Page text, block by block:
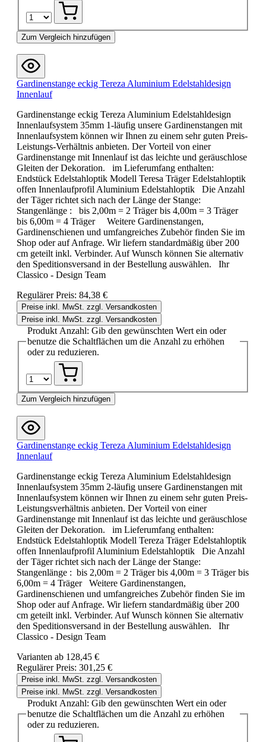
Zum Vergleich hinzufügen
Gardinenstange eckig Tereza Aluminium Edelstahldesign
Innenlauf
Gardinenstange eckig Tereza Aluminium Edelstahldesign
Innenlaufsystem 35mm 1-läufig unsere Gardinenstangen mit
Innenlaufsystem können wir Ihnen zu einem sehr guten Preis-
Leistungs-Verhältnis anbieten. Der Vorteil von einer
Gardinenstange mit Innenlauf ist das leichte und geräuschlose
Gleiten der Dekoration. im Lieferumfang enthalten:
Endstück Edelstahloptik Modell Teresa Träger Edelstahloptik
offen Innenlaufprofil Aluminium Edelstahloptik Die Anzahl
der Täger richtet sich nach der Länge der Stange:
Stangenlänge : bis 2,00m = 2 Träger bis 4,00m = 3 Träger
bis 6,00m = 4 Träger Weitere Gardinenstangen,
Gardinenschienen und umfangreiches Zubehör finden Sie im
Shop oder auf Anfrage. Wir liefern standardmäßig über 200
cm geteilt inkl. Verbinder. Auf Wunsch können Sie alternativ
den Speditionsversand in der Bestellung auswählen. Ihr
Classico - Design Team
Regulärer Preis: 84,38 €
Preise inkl. MwSt. zzgl. Versandkosten
Preise inkl. MwSt. zzgl. Versandkosten
Produkt Anzahl: Gib den gewünschten Wert ein oder
benutze die Schaltflächen um die Anzahl zu erhöhen
oder zu reduzieren.
Zum Vergleich hinzufügen
Gardinenstange eckig Tereza Aluminium Edelstahldesign
Innenlauf
Gardinenstange eckig Tereza Aluminium Edelstahldesign
Innenlaufsystem 35mm 2-läufig unsere Gardinenstangen mit
Innenlaufsystem können wir Ihnen zu einem sehr guten Preis-
Leistungsverhältnis anbieten. Der Vorteil von einer
Gardinenstange mit Innenlauf ist das leichte und geräuschlose
Gleiten der Dekoration. im Lieferumfang enthalten:
Endstück Edelstahloptik Modell Tereza Träger Edelstahloptik
offen Innenlaufprofil Aluminium Edelstahloptik Die Anzahl
der Täger richtet sich nach der Länge der Stange:
Stangenlänge : bis 2,00m = 2 Träger bis 4,00m = 3 Träger bis
6,00m = 4 Träger Weitere Gardinenstangen,
Gardinenschienen und umfangreiches Zubehör finden Sie im
Shop oder auf Anfrage. Wir liefern standardmäßig über 200
cm geteilt inkl. Verbinder. Auf Wunsch können Sie alternativ
den Speditionsversand in der Bestellung auswählen. Ihr
Classico - Design Team
Varianten ab 128,45 €
Regulärer Preis: 301,25 €
Preise inkl. MwSt. zzgl. Versandkosten
Preise inkl. MwSt. zzgl. Versandkosten
Produkt Anzahl: Gib den gewünschten Wert ein oder
benutze die Schaltflächen um die Anzahl zu erhöhen
oder zu reduzieren.